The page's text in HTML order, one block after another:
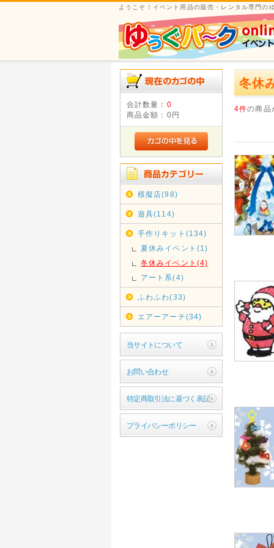
ようこそ！イベント用品の販売・レンタル専門の
合計数量： 0
商品金額： 0円
模擬店(98)
遊具(114)
手作りキット(134)
夏休みイベント(1)
冬休みイベント(4)
アート系(4)
ふわふわ(33)
エアーアーチ(34)
当サイトについて
お問い合わせ
特定商取引法に基づく表記
プライバシーポリシー
冬休
4件の商品